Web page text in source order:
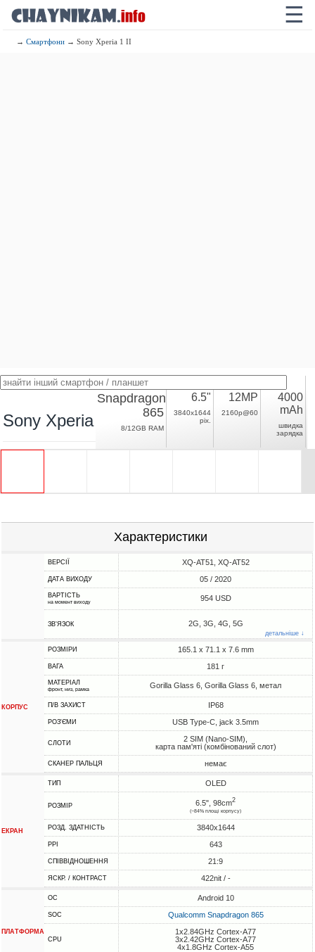
☰
→Смартфони → Sony Xperia 1 II
Sony Xperia 1 II
Snapdragon
865
8/12GB RAM
6.5"
3840x1644
pix.
12MP
2160p@60
4000
mAh
швидка
зарядка
Характеристики
ВЕРСІЇ XQ-AT51, XQ-AT52
ДАТА ВИХОДУ 05 / 2020
ВАРТІСТЬ
на момент виходу 954 USD
ЗВ'ЯЗОК 2G, 3G, 4G, 5G
детальніше ↓
КОРПУС
РОЗМІРИ 165.1 x 71.1 x 7.6 mm
ВАГА 181 г
МАТЕРІАЛ
фронт, низ, рамка Gorilla Glass 6, Gorilla Glass 6, метал
П/В ЗАХИСТ IP68
РОЗ'ЄМИ USB Type-C, jack 3.5mm
СЛОТИ
2 SIM (Nano-SIM),
карта пам'яті (комбінований слот)
СКАНЕР ПАЛЬЦЯ немає
ЕКРАН
ТИП OLED
РОЗМІР 6.5", 98cm2
(~84% площі корпусу)
РОЗД. ЗДАТНІСТЬ 3840x1644
PPI 643
СПІВВІДНОШЕННЯ 21:9
ЯСКР. / КОНТРАСТ 422nit / -
ПЛАТФОРМА
ОС Android 10
SOC Qualcomm Snapdragon 865
CPU
1x2.84GHz Cortex-A77
3x2.42GHz Cortex-A77
4x1.8GHz Cortex-A55